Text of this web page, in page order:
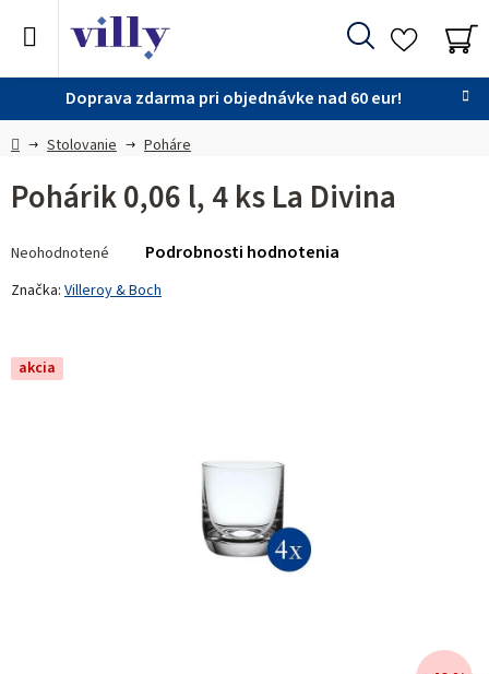
Doprava zdarma pri objednávke nad 60 eur!
Hľadať
DomovStolovanie Poháre
Pohárik 0,06 l, 4 ks La Divina
hodnotenie
produktu
z 5
hviezdičiek.
Neohodnotené Podrobnosti hodnotenia
Značka: Villeroy & Boch
akcia